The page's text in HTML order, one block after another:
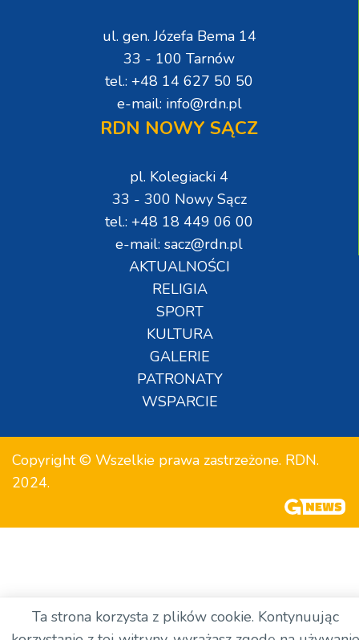
ul. gen. Józefa Bema 14
33 - 100 Tarnów
tel.: +48 14 627 50 50
e-mail: info@rdn.pl
RDN NOWY SĄCZ
pl. Kolegiacki 4
33 - 300 Nowy Sącz
tel.: +48 18 449 06 00
e-mail: sacz@rdn.pl
AKTUALNOŚCI
RELIGIA
SPORT
KULTURA
GALERIE
PATRONATY
WSPARCIE
Copyright © Wszelkie prawa zastrzeżone. RDN.
2024.
Ta strona korzysta z plików cookie. Kontynuując